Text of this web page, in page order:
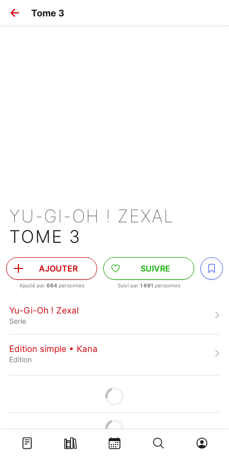
Tome 3
YU-GI-OH ! ZEXAL
TOME 3
AJOUTER
Ajouté par 684personnes
SUIVRE
Suivi par 1 691 personnes
Yu-Gi-Oh ! Zexal
Serie
Edition simple • Kana
Edition